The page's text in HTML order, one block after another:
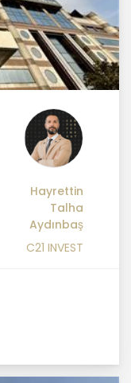
Hayrettin
Talha
Aydınbaş
C21 INVEST